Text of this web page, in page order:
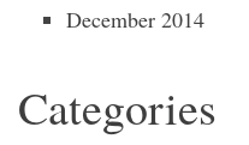
December 2014
Categories